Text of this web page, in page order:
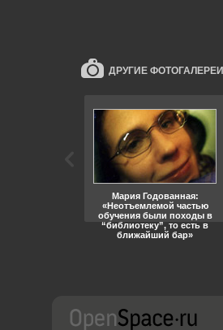
ДРУГИЕ ФОТОГАЛЕРЕИ
Мария Годованная:
«Неотъемлемой частью
обучения были походы в
“библиотеку”, то есть в
ближайший бар»